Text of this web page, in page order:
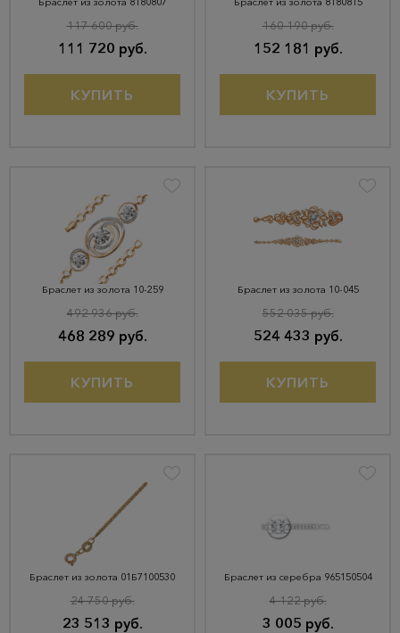
111 720 руб.
117 600 руб.
КУПИТЬ
152 181 руб.
160 190 руб.
КУПИТЬ
Браслет из золота 10-259
468 289 руб.
492 936 руб.
КУПИТЬ
Браслет из золота 10-045
524 433 руб.
552 035 руб.
КУПИТЬ
Браслет из золота 01Б7100530
23 513 руб.
24 750 руб.
Браслет из серебра 965150504
3 005 руб.
4 122 руб.